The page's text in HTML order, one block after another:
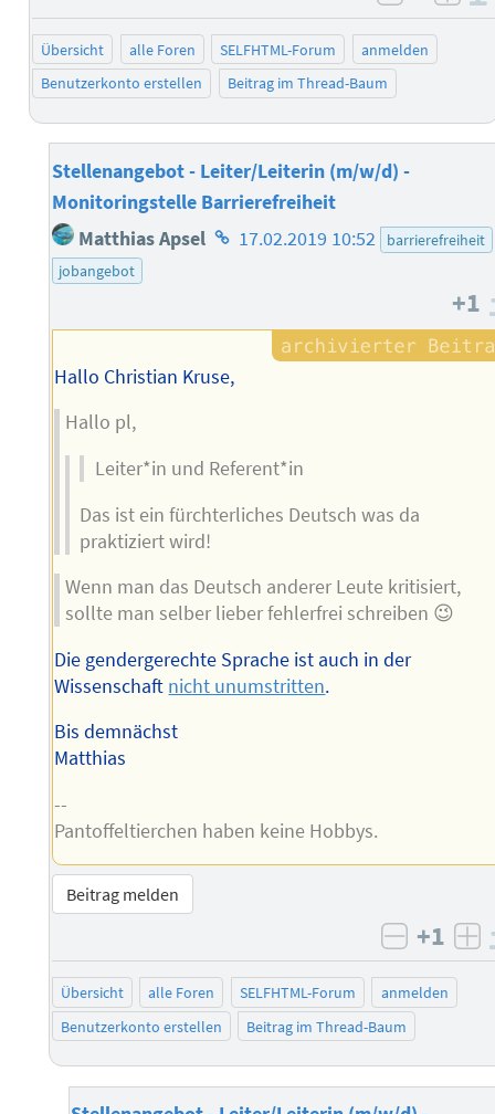
negativ
Übersicht alle Foren SELFHTML-Forum
anmelden
Benutzerkonto erstellen
Beitrag im Thread-Baum
Stellenangebot - Leiter/Leiterin (m/w/d) -
Monitoringstelle Barrierefreiheit
Matthias Apsel Homepage
17.02.2019 10:52
barrierefreiheit
jobangebot
+1
Hallo Christian Kruse,
Hallo pl,
Leiter*in und Referent*in
Das ist ein fürchterliches Deutsch was da
praktiziert wird!
Wenn man das Deutsch anderer Leute kritisiert,
sollte man selber lieber fehlerfrei schreiben 😉
Die gendergerechte Sprache ist auch in der
Wissenschaft nicht unumstritten.
Bis demnächst
Matthias
--
Pantoffeltierchen haben keine Hobbys.
Beitrag melden
negativ
+1
Übersicht alle Foren SELFHTML-Forum
anmelden
Benutzerkonto erstellen
Beitrag im Thread-Baum